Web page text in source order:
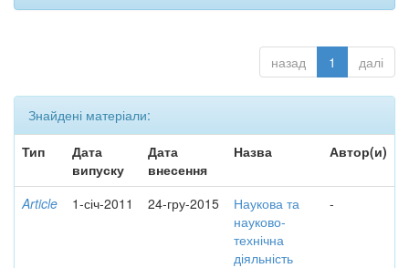
назад 1 далі
Знайдені матеріали:
Тип
Дата
випуску
Дата
внесення
Назва Автор(и)
Article 1-січ-2011 24-гру-2015
Наукова та
науково-
технічна
діяльність
-